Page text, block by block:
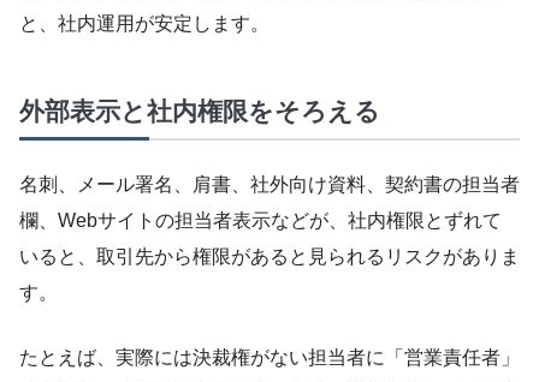
と、社内運用が安定します。
外部表示と社内権限をそろえる
名刺、メール署名、肩書、社外向け資料、契約書の担当者
欄、Webサイトの担当者表示などが、社内権限とずれて
いると、取引先から権限があると見られるリスクがありま
す。
たとえば、実際には決裁権がない担当者に「営業責任者」